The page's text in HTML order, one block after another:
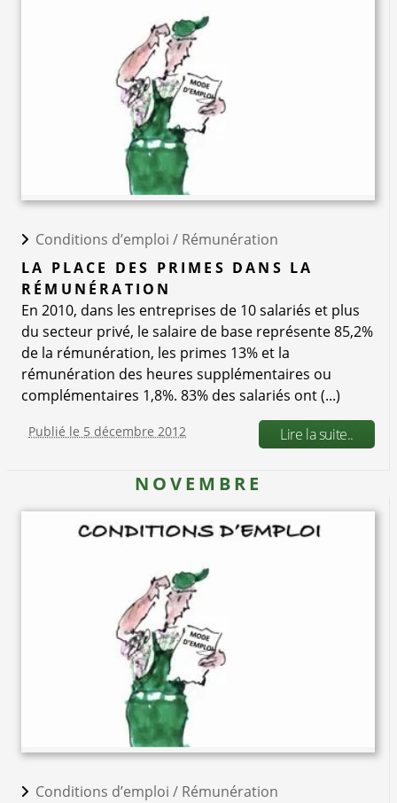
Conditions d’emploi / Rémunération
LA PLACE DES PRIMES DANS LA
RÉMUNÉRATION
En 2010, dans les entreprises de 10 salariés et plus
du secteur privé, le salaire de base représente 85,2%
de la rémunération, les primes 13% et la
rémunération des heures supplémentaires ou
complémentaires 1,8%. 83% des salariés ont (...)
Publié le 5 décembre 2012 Lire la suite..
NOVEMBRE
Conditions d’emploi / Rémunération